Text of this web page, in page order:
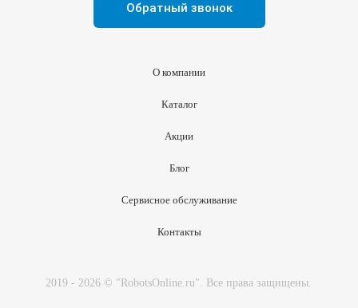
2019 - 2026 © "RobotsOnline.ru". Все права защищены.
О компании
Каталог
Акции
Блог
Сервисное обслуживание
Контакты
Обратный звонок